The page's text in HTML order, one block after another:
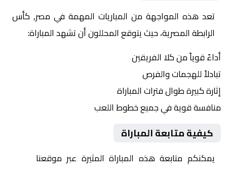
تعد هذه المواجهة من المباريات المهمة في مصر, كأس
الرابطة المصرية، حيث يتوقع المحللون أن تشهد المباراة:
أداءً قوياً من كلا الفريقين
تبادلاً للهجمات والفرص
إثارة كبيرة طوال فترات المباراة
منافسة قوية في جميع خطوط اللعب
كيفية متابعة المباراة
يمكنكم متابعة هذه المباراة المثيرة عبر موقعنا